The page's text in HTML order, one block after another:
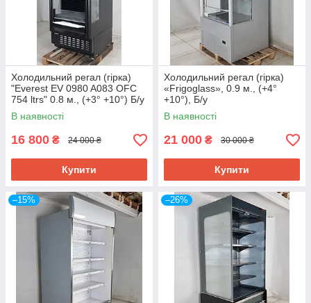
Холодильний регал (гірка)
"Everest EV 0980 A083 OFC
754 ltrs" 0.8 м., (+3° +10°) Б/у
В наявності
16 800 ₴ 24 000 ₴
Купити
Холодильний регал (гірка)
«Frigoglass», 0.9 м., (+4°
+10°), Б/у
В наявності
21 000 ₴ 30 000 ₴
Купити
–15% –26%